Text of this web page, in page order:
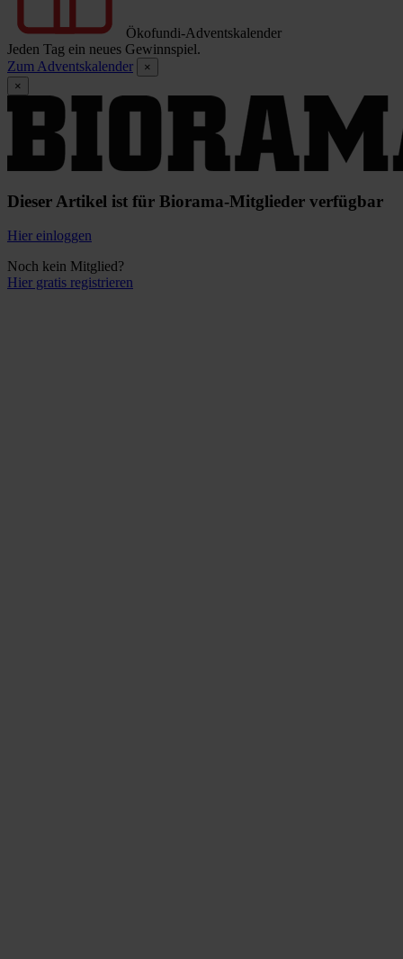
Ökofundi-Adventskalender
Jeden Tag ein neues Gewinnspiel.
Zum Adventskalender
×
×
Dieser Artikel ist für Biorama-Mitglieder verfügbar
Hier einloggen
Noch kein Mitglied?
Hier gratis registrieren